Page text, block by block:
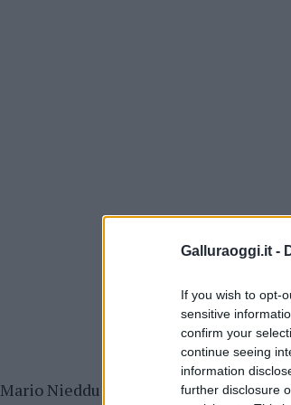
Galluraoggi.it -
If you wish to opt-
sensitive
confirm your
continue seeing
information
further disclosure
Mario Nieddu sulle problematiche che